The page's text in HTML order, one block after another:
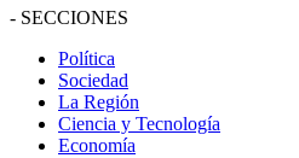
- SECCIONES
Política
Sociedad
La Región
Ciencia y Tecnología
Economía